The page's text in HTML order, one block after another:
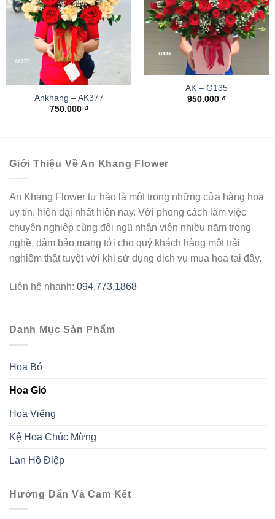
Ankhang – AK377
750.000 ₫
AK – G135
950.000 ₫
Giới Thiệu Về An Khang Flower
An Khang Flower tự hào là một trong những cửa hàng hoa
uy tín, hiện đại nhất hiện nay. Với phong cách làm việc
chuyên nghiệp cùng đội ngũ nhân viên nhiều năm trong
nghề, đảm bảo mang tới cho quý khách hàng một trải
nghiệm thật tuyệt vời khi sử dụng dịch vụ mua hoa tại đây.
Liên hệ nhanh: 094.773.1868
Danh Mục Sản Phẩm
Hoa Bó
Hoa Giỏ
Hoa Viếng
Kệ Hoa Chúc Mừng
Lan Hồ Điệp
Hướng Dẩn Và Cam Kết